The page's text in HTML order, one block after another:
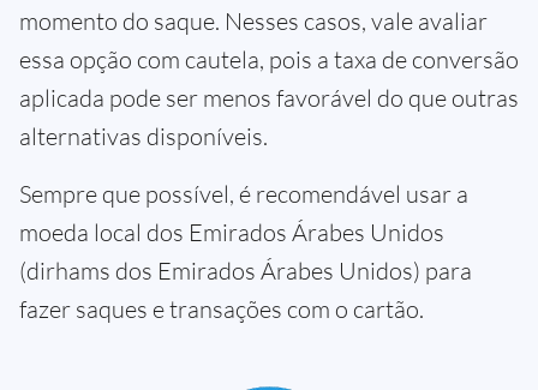
momento do saque. Nesses casos, vale avaliar
essa opção com cautela, pois a taxa de conversão
aplicada pode ser menos favorável do que outras
alternativas disponíveis.
Sempre que possível, é recomendável usar a
moeda local dos Emirados Árabes Unidos
(dirhams dos Emirados Árabes Unidos) para
fazer saques e transações com o cartão.